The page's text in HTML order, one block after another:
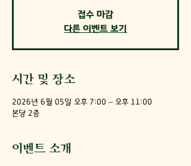
접수 마감
다른 이벤트 보기
시간 및 장소
2026년 6월 05일 오후 7:00 – 오후 11:00
본당 2층
이벤트 소개